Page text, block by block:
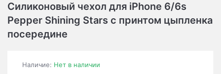
Силиконовый чехол для iPhone 6/6s
Pepper Shining Stars с принтом цыпленка
посередине
Наличие: Нет в наличии